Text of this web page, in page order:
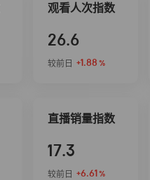
观看人次指数
26.6
较前日 +1.88 %
直播销量指数
17.3
较前日 +6.61 %